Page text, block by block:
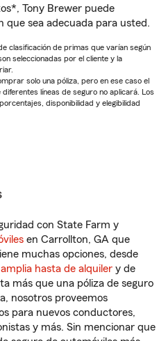
Tony Brewer puede
que sea adecuada para usted.
clasificación de primas que varían según
seleccionadas por el cliente y la
solo una póliza, pero en ese caso el
líneas de seguro no aplicará. Los
disponibilidad y elegibilidad
con State Farm y
en Carrollton, GA que
muchas opciones, desde
amplia hasta de alquiler y de
más que una póliza de seguro
nosotros proveemos
para nuevos conductores,
y más. Sin mencionar que